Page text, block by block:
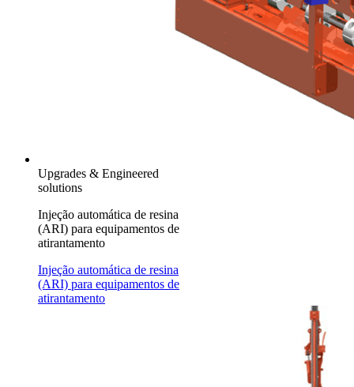
Upgrades & Engineered
solutions
Injeção automática de resina
(ARI) para equipamentos de
atirantamento
Injeção automática de resina
(ARI) para equipamentos de
atirantamento